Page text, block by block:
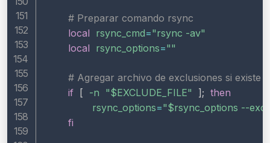
# Preparar comando rsync
local rsync_cmd="rsync -av"
local rsync_options=""
# Agregar archivo de exclusiones si existe
if
[ -n "$EXCLUDE_FILE" ] ; then
rsync_options="$rsync_options --
fi